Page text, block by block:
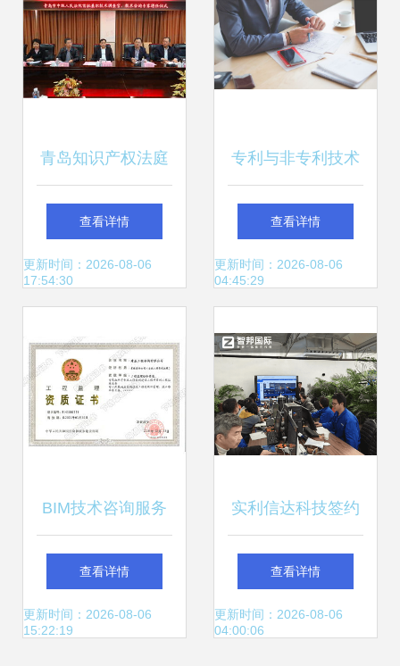
青岛知识产权法庭
首聘技术调查官与
技术咨询专家，为
查看详情
更新时间：2026-08-06
17:54:30
专利与非专利技术
在技术咨询中的核
心区别与战略价值
查看详情
更新时间：2026-08-06
04:45:29
BIM技术咨询服务
企业 全过程BIM咨
询业务的赋能者与
查看详情
更新时间：2026-08-06
15:22:19
实利信达科技签约
智邦国际，以一体
化为基、数智化为
查看详情
更新时间：2026-08-06
04:00:06